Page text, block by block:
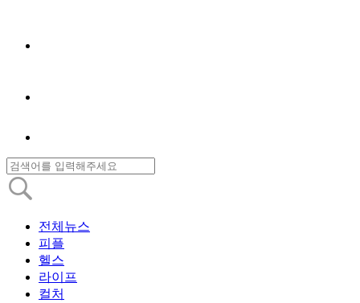
전체뉴스
피플
헬스
라이프
컬처